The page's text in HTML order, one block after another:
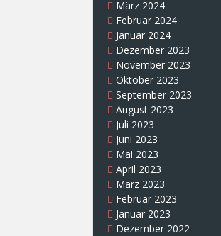
März 2024
Februar 2024
Januar 2024
Dezember 2023
November 2023
Oktober 2023
September 2023
August 2023
Juli 2023
Juni 2023
Mai 2023
April 2023
März 2023
Februar 2023
Januar 2023
Dezember 2022